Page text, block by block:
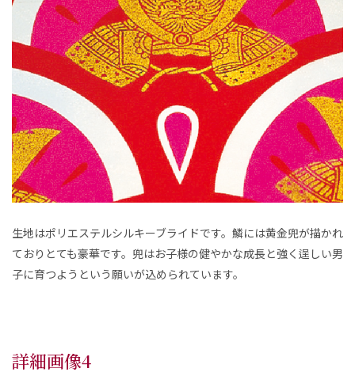
生地はポリエステルシルキーブライドです。鱗には黄金兜が描かれ
ておりとても豪華です。兜はお子様の健やかな成長と強く逞しい男
子に育つようという願いが込められています。
詳細画像4